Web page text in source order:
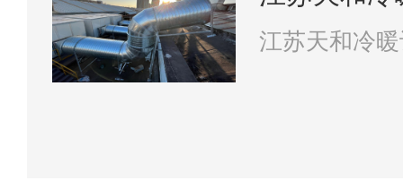
限公司
江苏天和冷